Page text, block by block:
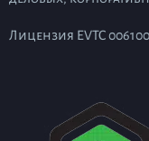
Лицензия EVTC